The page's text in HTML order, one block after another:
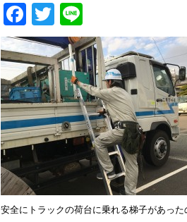
Facebook
Twitter
安全にトラックの荷台に乗れる梯子があった